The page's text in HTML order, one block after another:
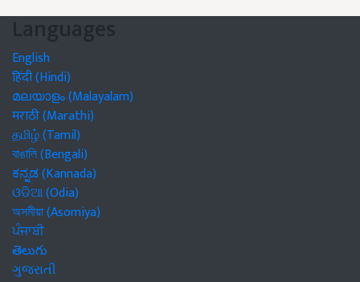
Languages
English
हिंदी (Hindi)
മലയാളം (Malayalam)
मराठी (Marathi)
தமிழ் (Tamil)
বাঙালি (Bengali)
ಕನ್ನಡ (Kannada)
ଓଡିଆ (Odia)
অসমীয়া (Asomiya)
ਪੰਜਾਬੀ
తెలుగు
ગુજરાતી